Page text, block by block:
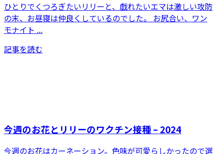
ひとりでくつろぎたいリリーと、戯れたいエマは激しい攻防
の末、お昼寝は仲良くしているのでした。 お尻合い、ワン
モナイト ...
記事を読む
今週のお花とリリーのワクチン接種 – 2024
今週のお花はカーネーション。色味が可愛らしかったので選